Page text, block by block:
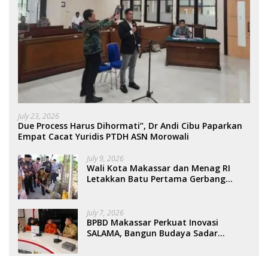
July 23, 2026
Due Process Harus Dihormati”, Dr Andi Cibu Paparkan
Empat Cacat Yuridis PTDH ASN Morowali
July 9, 2026
Wali Kota Makassar dan Menag RI
Letakkan Batu Pertama Gerbang
July 7, 2026
BPBD Makassar Perkuat Inovasi
SALAMA, Bangun Budaya Sadar